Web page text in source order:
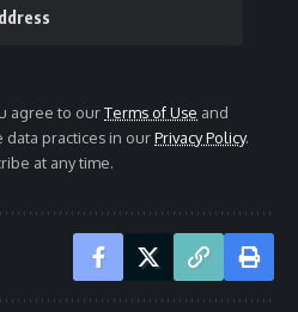
agree to ourTerms of Use and
practices in ourPrivacy Policy.
at any time.